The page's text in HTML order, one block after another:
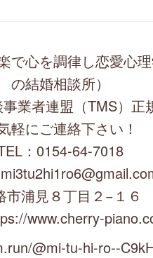
で心を調律し恋愛心
の結婚相談所）
業者連盟（TMS）正
軽にご連絡下さい！
：0154-64-7018
市浦見８丁目２−１６
www.cherry-
@mi-tu-hi-ro--